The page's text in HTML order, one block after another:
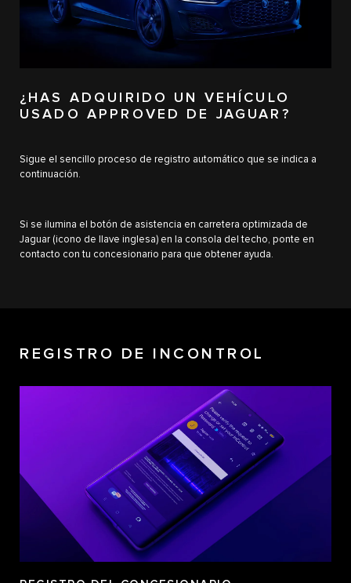
¿HAS ADQUIRIDO UN VEHÍCULO
USADO APPROVED DE JAGUAR?
Sigue el sencillo proceso de registro automático que se indica a
continuación.
Si se ilumina el botón de asistencia en carretera optimizada de
Jaguar (icono de llave inglesa) en la consola del techo, ponte en
contacto con tu concesionario para que obtener ayuda.
REGISTRO DE INCONTROL